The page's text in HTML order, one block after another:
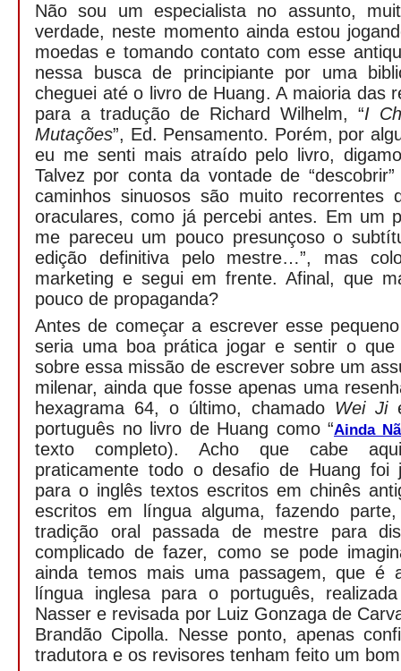
Não sou um especialista no assunto,
verdade, neste momento ainda estou
moedas e tomando contato com esse
nessa busca de principiante por uma
cheguei até o livro de Huang. A maioria das
para a tradução de Richard Wilhelm, “I
Mutações”, Ed. Pensamento. Porém, por
eu me senti mais atraído pelo livro,
Talvez por conta da vontade de
caminhos sinuosos são muito recorrentes
oraculares, como já percebi antes. Em um
me pareceu um pouco presunçoso o
edição definitiva pelo mestre…”, mas
marketing e segui em frente. Afinal, que
pouco de propaganda?
Antes de começar a escrever esse
seria uma boa prática jogar e sentir o
sobre essa missão de escrever sobre um
milenar, ainda que fosse apenas uma
hexagrama 64, o último, chamado Wei Ji
português no livro de Huang como “Ainda
texto completo). Acho que cabe
praticamente todo o desafio de Huang foi
para o inglês textos escritos em chinês
escritos em língua alguma, fazendo
tradição oral passada de mestre para
complicado de fazer, como se pode
ainda temos mais uma passagem, que é
língua inglesa para o português,
Nasser e revisada por Luiz Gonzaga de
Brandão Cipolla. Nesse ponto, apenas
tradutora e os revisores tenham feito um